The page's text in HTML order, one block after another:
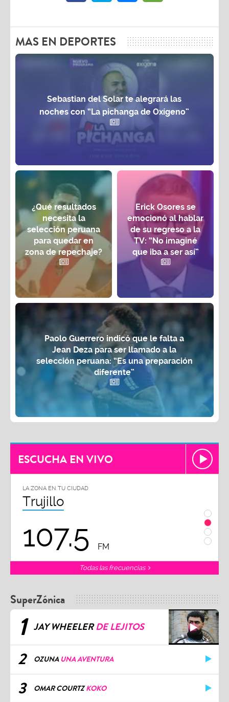
MAS EN DEPORTES
Sebastian del Solar te alegrará las
noches con “La pichanga de Oxígeno”
¿Qué resultados
necesita la
selección peruana
para quedar en
zona de repechaje?
Erick Osores se
emocionó al hablar
de su regreso a la
TV: “No imaginé
que iba a ser así”
Paolo Guerrero indicó que le falta a
Jean Deza para ser llamado a la
selección peruana: “Es una preparación
diferente”
ESCUCHA EN VIVO
LA ZONA EN TU CIUDAD
Trujillo
107.5 FM
Todas las frecuencias
SuperZónica
1 JAY WHEELERDE LEJITOS
2 OZUNA UNA AVENTURA
3 OMAR COURTZKOKO